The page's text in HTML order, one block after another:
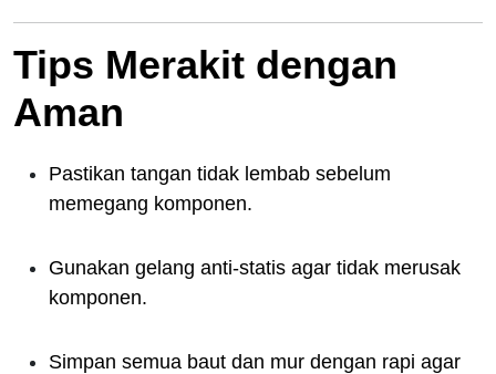
Tips Merakit dengan
Aman
Pastikan tangan tidak lembab sebelum
memegang komponen.
Gunakan gelang anti-statis agar tidak merusak
komponen.
Simpan semua baut dan mur dengan rapi agar